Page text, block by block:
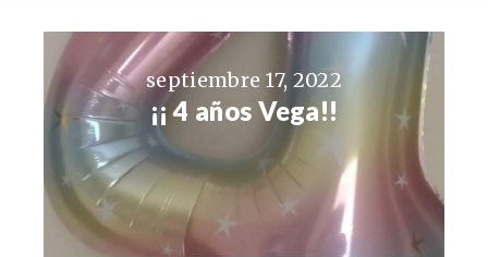
septiembre 17, 2022
¡¡ 4 años Vega!!